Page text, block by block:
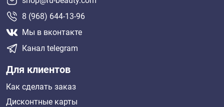
8 (968) 644-13-96
Мы в вконтакте
Канал telegram
Для клиентов
Как сделать заказ
Дисконтные карты